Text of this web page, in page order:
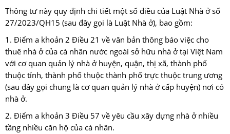
Thông tư này quy định chi tiết một số điều của Luật Nhà ở số
27/2023/QH15 (sau đây gọi là Luật Nhà ở), bao gồm:
1. Điểm a khoản 2 Điều 21 về văn bản thông báo việc cho
thuê nhà ở của cá nhân nước ngoài sở hữu nhà ở tại Việt Nam
với cơ quan quản lý nhà ở huyện, quận, thị xã, thành phố
thuộc tỉnh, thành phố thuộc thành phố trực thuộc trung ương
(sau đây gọi chung là cơ quan quản lý nhà ở cấp huyện) nơi có
nhà ở.
2. Điểm a khoản 3 Điều 57 về yêu cầu xây dựng nhà ở nhiều
tầng nhiều căn hộ của cá nhân.